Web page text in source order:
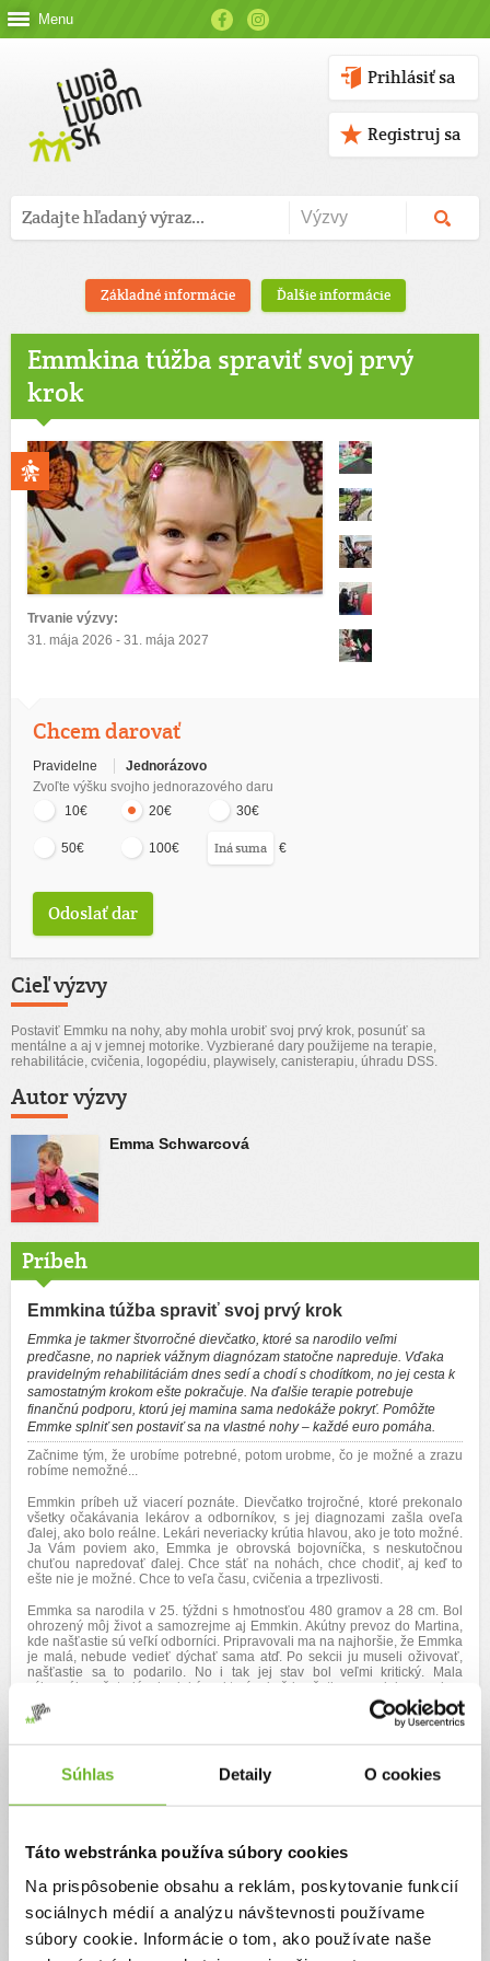
Súhlas Detaily O cookies
Táto webstránka používa súbory cookies
Na prispôsobenie obsahu a reklám, poskytovanie funkcií
sociálnych médií a analýzu návštevnosti používame
súbory cookie. Informácie o tom, ako používate naše
Menu
Prihlásiť sa
Registruj sa
Základné informácie Ďalšie informácie
Emmkina túžba spraviť svoj prvý
krok
Trvanie výzvy:
31. mája 2026 - 31. mája 2027
Chcem darovať
Pravidelne
Jednorázovo
Zvoľte výšku svojho jednorazového daru
10€
20€ 30€
50€ 100€ €
Cieľ výzvy
Postaviť Emmku na nohy, aby mohla urobiť svoj prvý krok, posunúť sa
mentálne a aj v jemnej motorike. Vyzbierané dary použijeme na terapie,
rehabilitácie, cvičenia, logopédiu, playwisely, canisterapiu, úhradu DSS.
Autor výzvy
Emma Schwarcová
Príbeh
Emmkina túžba spraviť svoj prvý krok
Emmka je takmer štvorročné dievčatko, ktoré sa narodilo veľmi
predčasne, no napriek vážnym diagnózam statočne napreduje. Vďaka
pravidelným rehabilitáciám dnes sedí a chodí s chodítkom, no jej cesta k
samostatným krokom ešte pokračuje. Na ďalšie terapie potrebuje
finančnú podporu, ktorú jej mamina sama nedokáže pokryť. Pomôžte
Emmke splniť sen postaviť sa na vlastné nohy – každé euro pomáha.
Začnime tým, že urobíme potrebné, potom urobme, čo je možné a zrazu
robíme nemožné...
Emmkin príbeh už viacerí poznáte. Dievčatko trojročné, ktoré prekonalo
všetky očakávania lekárov a odborníkov, s jej diagnozami zašla oveľa
ďalej, ako bolo reálne. Lekári neveriacky krútia hlavou, ako je toto možné.
Ja Vám poviem ako, Emmka je obrovská bojovníčka, s neskutočnou
chuťou napredovať ďalej. Chce stáť na nohách, chce chodiť, aj keď to
ešte nie je možné. Chce to veľa času, cvičenia a trpezlivosti.
Emmka sa narodila v 25. týždni s hmotnosťou 480 gramov a 28 cm. Bol
ohrozený môj život a samozrejme aj Emmkin. Akútny prevoz do Martina,
kde našťastie sú veľkí odborníci. Pripravovali ma na najhoršie, že Emmka
je malá, nebude vedieť dýchať sama atď. Po sekcii ju museli oživovať,
našťastie sa to podarilo. No i tak jej stav bol veľmi kritický. Mala
výborného ošetrujúceho lekára, ktorý mi vždy všetko povedal na rovinu.
Každý deň, čo prežije, je víťazstvo. Všetko sa skomplikovalo, keď po pár
dňoch dostala masívne krvácanie do mozgu. To už bol stav na hrane
najhoršie, aby odišla do nebíčka ako anjelik. Sám neurochirurg si netrúfal
na taký zákrok, tvrdil, že by ho neprežila. Až na naliehanie pani primárky
a moje, sa zákrok uskutočnil a zvládla ho. Stal sa zázrak.
Bojovala deň za dňom, chodila som za ňou každý deň z Prievidze do
antibiotiká, bola stabilizovaná, konečne som ju mohla držať a časom aj
mať na hrudi. Neuveriteľný pocit.
Vytrpela si veľmi veľa, viackrát transfúzia krvi, silné antibiotiká, celú dobu
na umelej pľúcnej ventilácii, neskôr kyslíková maska, potom kyslíkové
okuliare. Domov sme išli po 5tich mesiacoch, i keď stále na kyslíku. Rok a
pol s nim bojovala, celé noci som bola hore a kontrolovala, či má
kyslíkové okuliare v nose, lebo si ich rada vyberala. Bolo to náročné